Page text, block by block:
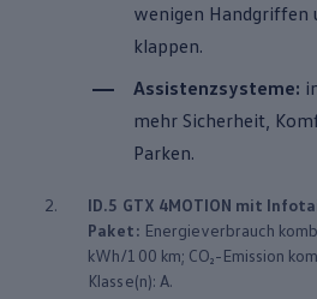
wenigen Handgriffen
klappen.
Assistenzsysteme:
mehr Sicherheit,
Parken.
2. ID.5 GTX 4MOTION mit
Paket: Energieverbrauch
kWh/100 km; CO₂-Emission
Klasse(n): A.